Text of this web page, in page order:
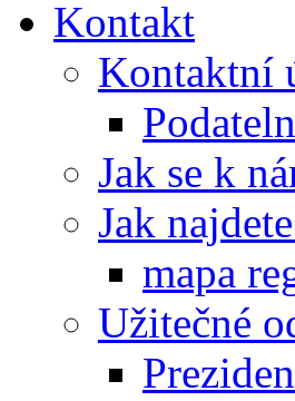
Kontakt
Kontaktní
Jak se k
Jak
mapa
Užitečné